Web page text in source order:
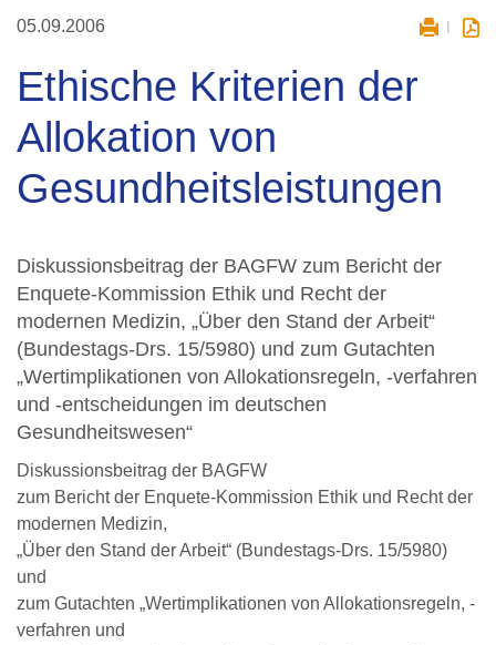
05.09.2006
Ethische Kriterien der
Allokation von
Gesundheitsleistungen
Diskussionsbeitrag der BAGFW zum Bericht der
Enquete-Kommission Ethik und Recht der
modernen Medizin, „Über den Stand der Arbeit“
(Bundestags-Drs. 15/5980) und zum Gutachten
„Wertimplikationen von Allokationsregeln, -verfahren
und -entscheidungen im deutschen
Gesundheitswesen“
Diskussionsbeitrag der BAGFW
zum Bericht der Enquete-Kommission Ethik und Recht der
modernen Medizin,
„Über den Stand der Arbeit“ (Bundestags-Drs. 15/5980)
und
zum Gutachten „Wertimplikationen von Allokationsregeln, -
verfahren und